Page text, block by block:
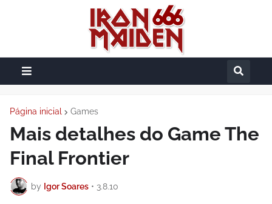
Página inicial Games
Mais detalhes do Game The
Final Frontier
by Igor Soares • 3.8.10